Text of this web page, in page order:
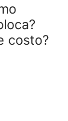
costo?